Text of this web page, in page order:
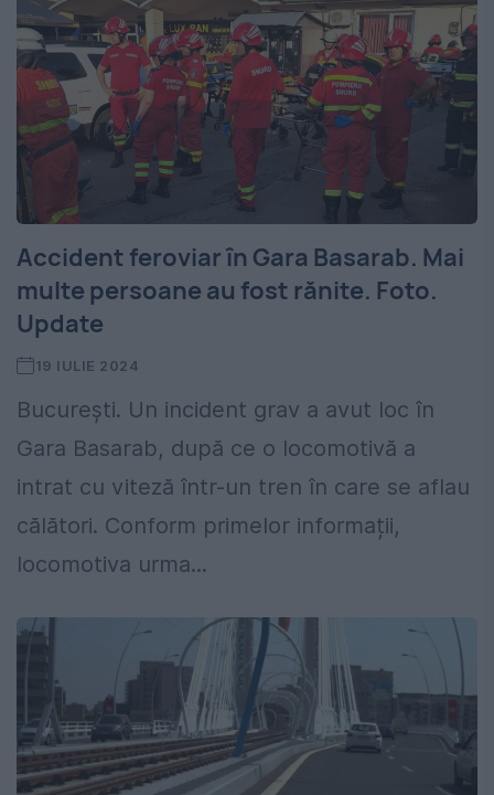
Accident feroviar în Gara Basarab. Mai
multe persoane au fost rănite. Foto.
Update
19 IULIE 2024
București. Un incident grav a avut loc în
Gara Basarab, după ce o locomotivă a
intrat cu viteză într-un tren în care se aflau
călători. Conform primelor informații,
locomotiva urma...